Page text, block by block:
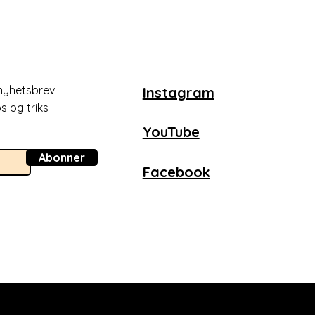
og triks
Abonner
Instagram
YouTube
Facebook